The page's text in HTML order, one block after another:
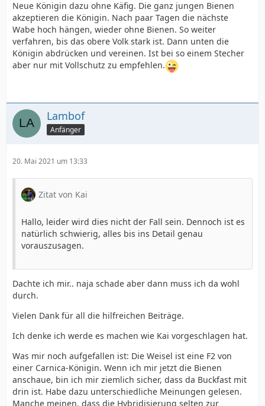
Neue Königin dazu ohne Käfig. Die ganz jungen Bienen
akzeptieren die Königin. Nach paar Tagen die nächste
Wabe hoch hängen, wieder ohne Bienen. So weiter
verfahren, bis das obere Volk stark ist. Dann unten die
Königin abdrücken und vereinen. Ist bei so einem Stecher
aber nur mit Vollschutz zu empfehlen.
Lambof
Anfänger
20. Mai 2021 um 13:33
Zitat von Kai
Hallo, leider wird dies nicht der Fall sein. Dennoch ist es
natürlich schwierig, alles bis ins Detail genau
vorauszusagen.
Dachte ich mir.. naja schade aber dann muss ich da wohl
durch.
Vielen Dank für all die hilfreichen Beiträge.
Ich denke ich werde es machen wie Kai vorgeschlagen hat.
Was mir noch aufgefallen ist: Die Weisel ist eine F2 von
einer Carnica-Königin. Wenn ich mir jetzt die Bienen
anschaue, bin ich mir ziemlich sicher, dass da Buckfast mit
drin ist. Habe dazu unterschiedliche Meinungen gelesen.
Manche meinen, dass die Hybridisierung selten zur